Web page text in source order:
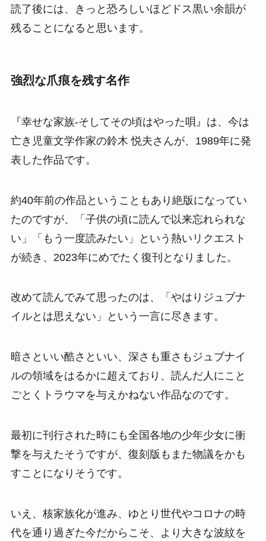
読了後には、きっと恐ろしいほどドス黒い余韻が
残ることになると思います。
強烈な爪痕を残す名作
『幸せな家族-そしてその頃はやった唄』は、今は
亡き児童文学作家の鈴木 悦夫さんが、1989年に発
表した作品です。
約40年前の作品ということもあり絶版になってい
たのですが、「子供の頃に読んで以来忘れられな
い」「もう一度読みたい」という熱いリクエスト
が続き、2023年にめでたく復刊となりました。
改めて読んでみて思ったのは、「やはりジュブナ
イルとは思えない」という一言に尽きます。
暗さといい酷さといい、深さも重さもジュブナイ
ルの領域をはるかに超えており、読んだ人にこと
ごとくトラウマを与えかねない作品なのです。
最初に刊行された時にも全国各地の少年少女に衝
撃を与えたそうですが、復刻版もまた物議をかも
すことになりそうです。
いえ、核家族化が進み、ゆとり世代やコロナの時
代を通り過ぎた今だからこそ、より大きな波紋を